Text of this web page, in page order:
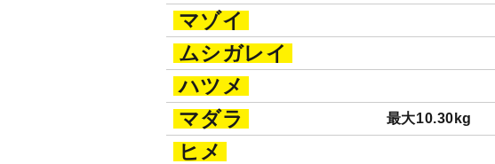
マゾイ
ムシガレイ
ハツメ
マダラ 最大10.30kg
ヒメ